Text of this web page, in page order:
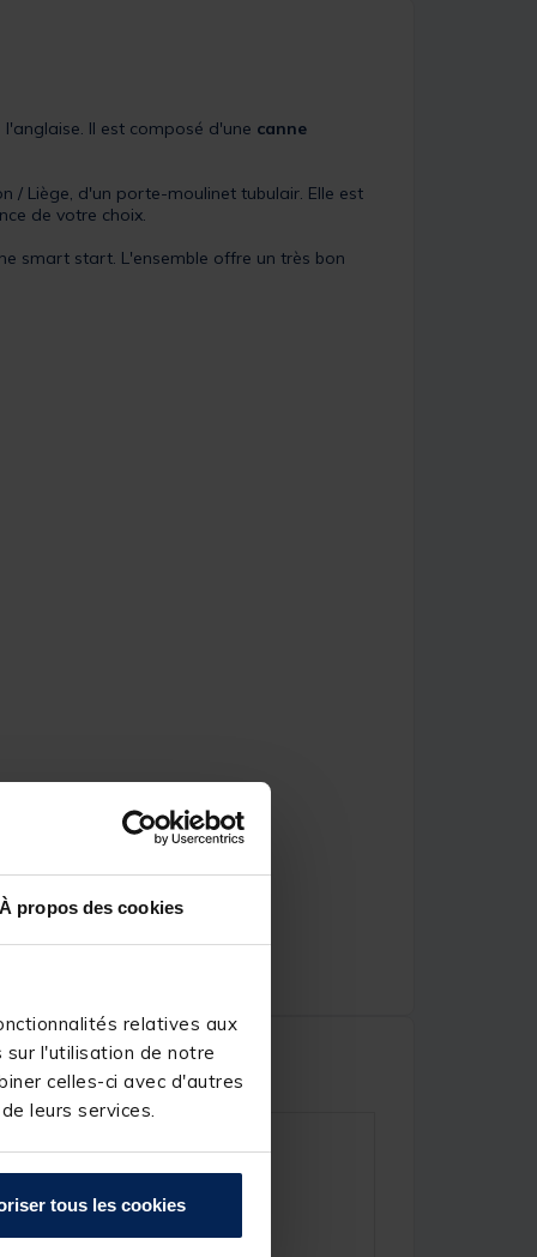
À propos des cookies
relatives aux
l'utilisation de notre
celles-ci avec d'autres
leurs services.
tous les cookies
Il est composé d'une canne
/ Liège, d'un porte-moulinet tubulair. Elle est
de votre choix.
smart start. L'ensemble offre un très bon